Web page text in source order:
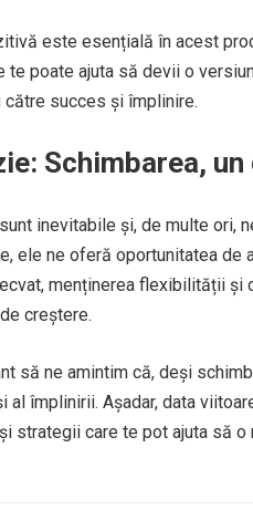
este esențială în acest
te poate ajuta să devii o
către succes și împlinire.
Schimbarea,
inevitabile și, de multe ori,
ele ne oferă oportunitatea de
menținerea flexibilității
creștere.
să ne amintim că, deși
al împlinirii. Așadar, data
strategii care te pot ajuta să